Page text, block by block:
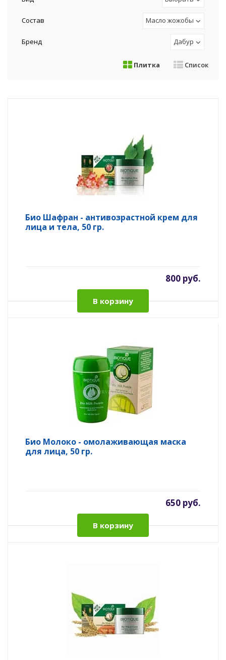
Состав Масло жожобы
Бренд Дабур
Плитка Список
Био Шафран - антивозрастной крем для
лица и тела, 50 гр.
800 руб.
В корзину
Био Молоко - омолаживающая маска
для лица, 50 гр.
650 руб.
В корзину